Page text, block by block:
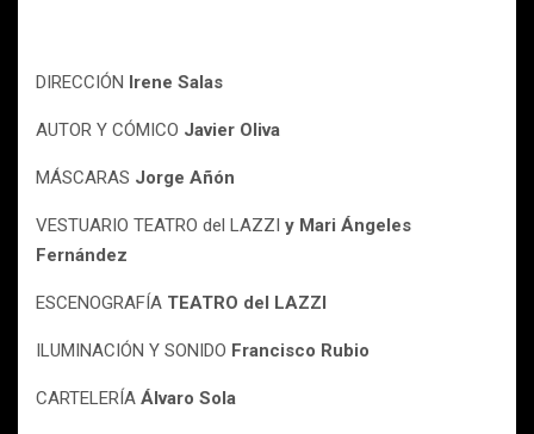
DIRECCIÓN Irene Salas
AUTOR Y CÓMICO Javier Oliva
MÁSCARAS Jorge Añón
VESTUARIO TEATRO del LAZZI y Mari Ángeles
Fernández
ESCENOGRAFÍA TEATRO del LAZZI
ILUMINACIÓN Y SONIDO Francisco Rubio
CARTELERÍA Álvaro Sola